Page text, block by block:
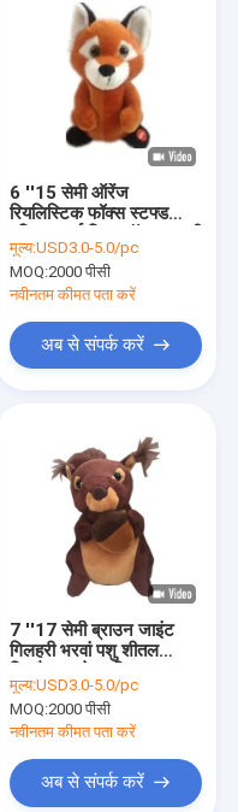
6 ''15 सेमी ऑरेंज
रियलिस्टिक फॉक्स स्टफ्ड
टॉय किड्स गिफ्ट
मूल्य:USD3.0-5.0/pc
MOQ:2000 पीसी
नवीनतम कीमत पता करें
अब से संपर्क करें
7 ''17 सेमी ब्राउन जाइंट
गिलहरी भरवां पशु शीतल
मूल्य:USD3.0-5.0/pc
MOQ:2000 पीसी
नवीनतम कीमत पता करें
अब से संपर्क करें